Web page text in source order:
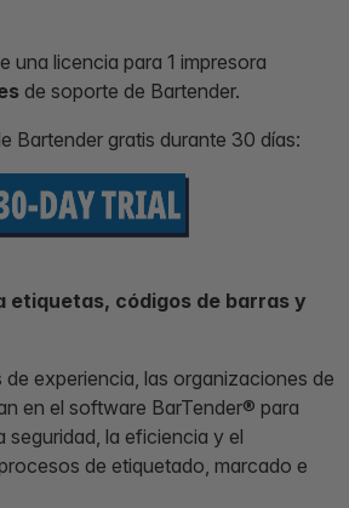
una licencia para 1 impresora
de soporte de Bartender.
Bartender gratis durante 30 días:
etiquetas, códigos de barras y
experiencia, las organizaciones de
en el software BarTender® para
seguridad, la eficiencia y el
de etiquetado, marcado e